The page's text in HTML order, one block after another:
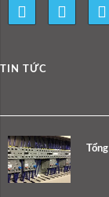
TIN TỨC